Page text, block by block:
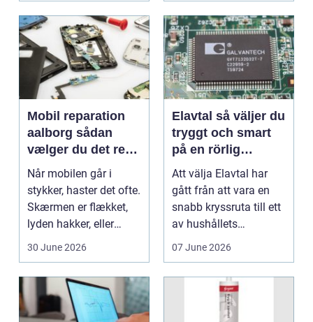
Mobil reparation
aalborg sådan
vælger du det rette
værksted
Når mobilen går i
stykker, haster det ofte.
Skærmen er flækket,
lyden hakker, eller
batteriet løber ...
30 June 2026
Elavtal så väljer du
tryggt och smart
på en rörlig
elmarknad
Att välja Elavtal har
gått från att vara en
snabb kryssruta till ett
av hushållets
viktigaste ekonom...
07 June 2026